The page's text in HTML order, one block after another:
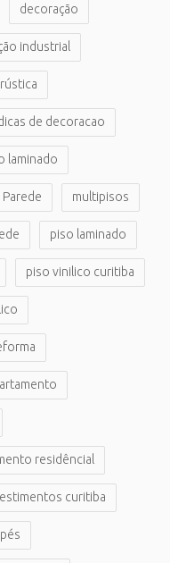
decoração
industrial
de decoracao
laminado
multipisos
piso laminado
piso vinilico curitiba
residêncial
curitiba